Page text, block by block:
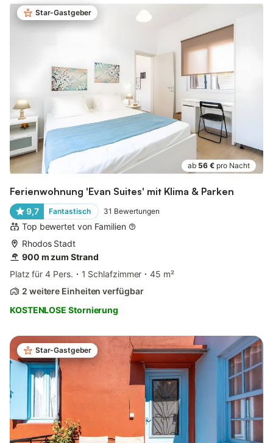
Star-Gastgeber
ab 56 € pro Nacht
Ferienwohnung 'Evan Suites' mit Klima & Parken
9,7 Fantastisch 31 Bewertungen
Top bewertet von Familien
Rhodos Stadt
900 m zum Strand
Platz für 4 Pers.
1 Schlafzimmer
45 m²
2 weitere Einheiten verfügbar
KOSTENLOSE Stornierung
Star-Gastgeber